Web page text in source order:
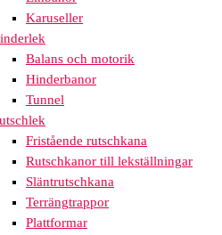
Karuseller
Balans och motorik
Hinderbanor
Tunnel
Fristående rutschkana
Rutschkanor till lekställningar
Släntrutschkana
Terrängtrappor
Plattformar